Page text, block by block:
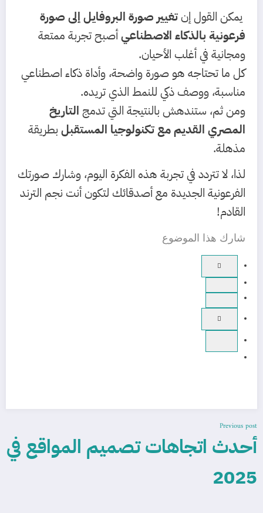
يمكن القول إنتغيير صورة البروفايل إلى صورة
فرعونية بالذكاء الاصطناعيأصبح تجربة ممتعة
ومجانية في أغلب الأحيان.
كل ما تحتاجه هو صورة واضحة، وأداة ذكاء اصطناعي
مناسبة، ووصف ذكي للنمط الذي تريده.
ومن ثم، ستندهش بالنتيجة التي تدمج التاريخ
المصري القديم مع تكنولوجيا المستقبلبطريقة
مذهلة.
لذا، لا تتردد في تجربة هذه الفكرة اليوم، وشارك صورتك
الفرعونية الجديدة مع أصدقائك لتكون أنت نجم الترند
القادم!
شارك هذا الموضوع
Previous post
أحدث اتجاهات تصميم المواقع في
2025